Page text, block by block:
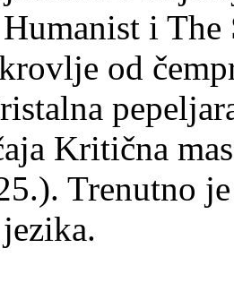
Humanist i
od
Kritična
Trenutno